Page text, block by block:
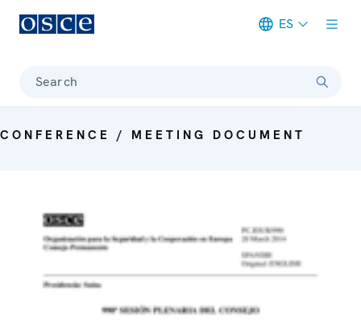
ES
Search
CONFERENCE / MEETING DOCUMENT